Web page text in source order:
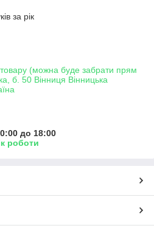
за рік
(можна буде забрати прям
б. 50 Вінниця Вінницька
до 18:00
роботи